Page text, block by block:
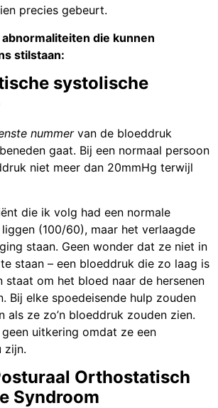
precies gebeurt.
die kunnen
stilstaan:
systolische
nummer van de bloeddruk
gaat. Bij een normaal persoon
niet meer dan 20mmHg terwijl
die ik volg had een normale
(100/60), maar het verlaagde
staan. Geen wonder dat ze niet in
staan – een bloeddruk die zo laag is
staat om het bloed naar de hersenen
Bij elke spoedeisende hulp zouden
als ze zo’n bloeddruk zouden zien.
uitkering omdat ze een
zijn.
Orthostatisch
Syndroom